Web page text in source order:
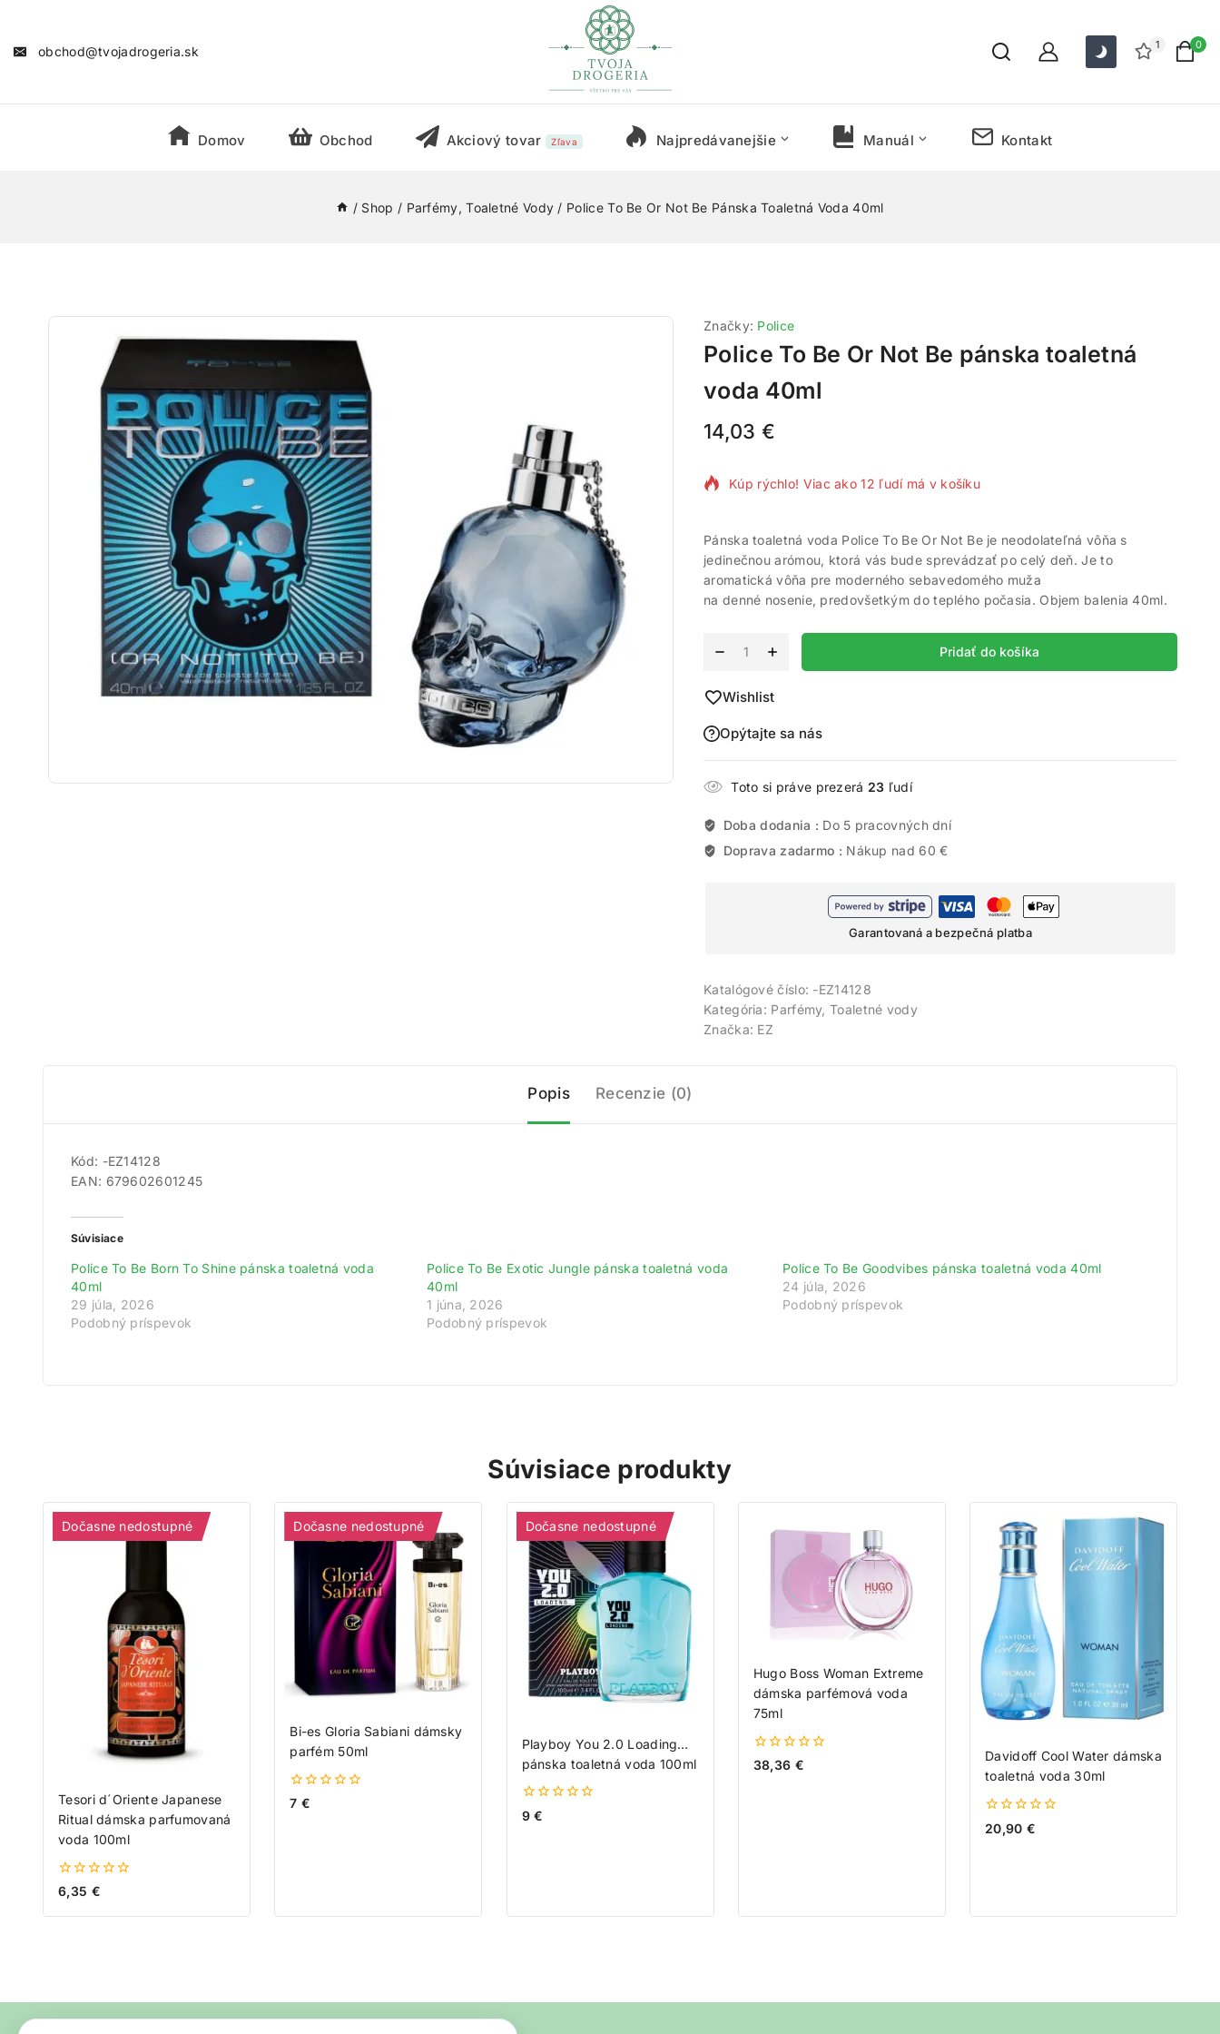
obchod@tvojadrogeria.sk 1 0
Domov Obchod Akciový tovar Zľava Najpredávanejšie Manuál Kontakt
/ Shop / Parfémy, Toaletné Vody / Police To Be Or Not Be Pánska Toaletná Voda 40ml
Značky: Police
Police To Be Or Not Be pánska toaletná
voda 40ml
14,03 €
8 produktov predaných za posledných 20 hodín
Kúp rýchlo! Viac ako 12 ľudí má v košíku
Pánska toaletná voda Police To Be Or Not Be je neodolateľná vôňa s
jedinečnou arómou, ktorá vás bude sprevádzať po celý deň. Je to
aromatická vôňa pre moderného sebavedomého muža
na denné nosenie, predovšetkým do teplého počasia. Objem balenia 40ml.
Pridať do košíka
Wishlist
Opýtajte sa nás
Toto si práve prezerá 23 ľudí
Doba dodania : Do 5 pracovných dní
Doprava zadarmo : Nákup nad 60 €
Garantovaná a bezpečná platba
Katalógové číslo: -EZ14128
Kategória: Parfémy, Toaletné vody
Značka: EZ
Popis Recenzie (0)
Kód: -EZ14128
EAN: 679602601245
Súvisiace
Police To Be Born To Shine pánska toaletná voda
40ml
29 júla, 2026
Podobný príspevok
Police To Be Exotic Jungle pánska toaletná voda
40ml
1 júna, 2026
Podobný príspevok
Police To Be Goodvibes pánska toaletná voda 40ml
24 júla, 2026
Podobný príspevok
Súvisiace produkty
Dočasne nedostupné
Tesori d´Oriente Japanese
Ritual dámska parfumovaná
voda 100ml
0
5
6,35 €
Dočasne nedostupné
Bi-es Gloria Sabiani dámsky
parfém 50ml
0
7 €
Dočasne nedostupné
Playboy You 2.0 Loading…
pánska toaletná voda 100ml
0
z
9€
Hugo Boss Woman Extreme
dámska parfémová voda
75ml
0
z
38,36 €
Davidoff Cool Water dámska
toaletná voda 30ml
0
20,90 €